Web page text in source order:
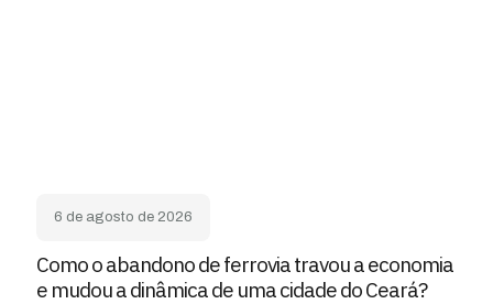
6 de agosto de 2026
Como o abandono de ferrovia travou a economia
e mudou a dinâmica de uma cidade do Ceará?